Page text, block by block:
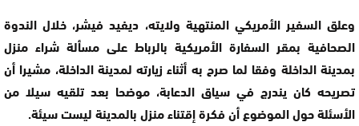
وعلق السفير الأمريكي المنتهية ولايته، ديفيد فيشر، خلال الندوة
الصحافية بمقر السفارة الأمريكية بالرباط على مسألة شراء منزل
بمدينة الداخلة وفقا لما صرح به أثناء زيارته لمدينة الداخلة، مشيرا أن
تصريحه كان يندرج في سياق الدعابة، موضحا بعد تلقيه سيلا من
الأسئلة حول الموضوع أن فكرة إقتناء منزل بالمدينة ليست سيئة.